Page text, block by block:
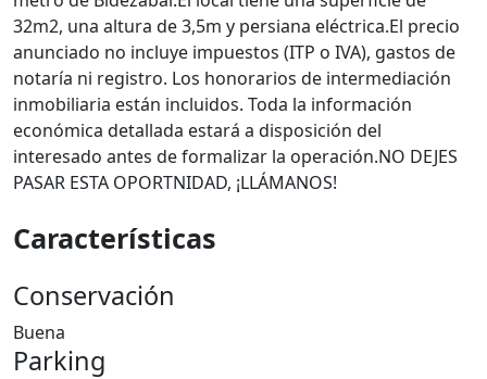
32m2, una altura de 3,5m y persiana eléctrica.El precio
anunciado no incluye impuestos (ITP o IVA), gastos de
notaría ni registro. Los honorarios de intermediación
inmobiliaria están incluidos. Toda la información
económica detallada estará a disposición del
interesado antes de formalizar la operación.NO DEJES
PASAR ESTA OPORTNIDAD, ¡LLÁMANOS!
Características
Conservación
Buena
Parking